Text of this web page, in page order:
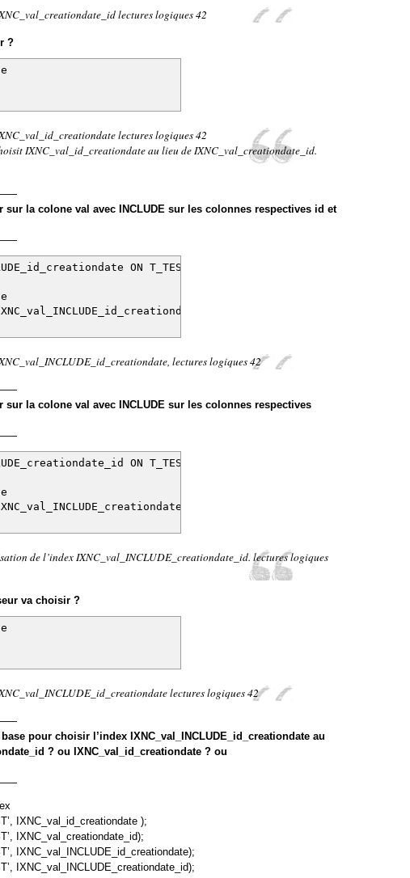
lectures logiques 42
?
lectures logiques 42
IXNC_val_id_creationdate au lieu de IXNC_val_creationdate_id.
sur la colone val avec INCLUDE sur les colonnes respectives id et
ON T_TEST (val) INCLUDE (id,creation_date)
lectures logiques 42
sur la colone val avec INCLUDE sur les colonnes respectives
ON T_TEST (val) INCLUDE (creation_date,id)
de l’index IXNC_val_INCLUDE_creationdate_id. lectures logiques
va choisir ?
lectures logiques 42
pour choisir l’index IXNC_val_INCLUDE_id_creationdate au
? ou IXNC_val_id_creationdate ? ou
IXNC_val_id_creationdate );
IXNC_val_creationdate_id);
IXNC_val_INCLUDE_id_creationdate);
IXNC_val_INCLUDE_creationdate_id);